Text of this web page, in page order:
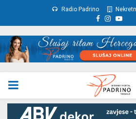
Radio Padrino
Facebook
PRIMARY
MENU